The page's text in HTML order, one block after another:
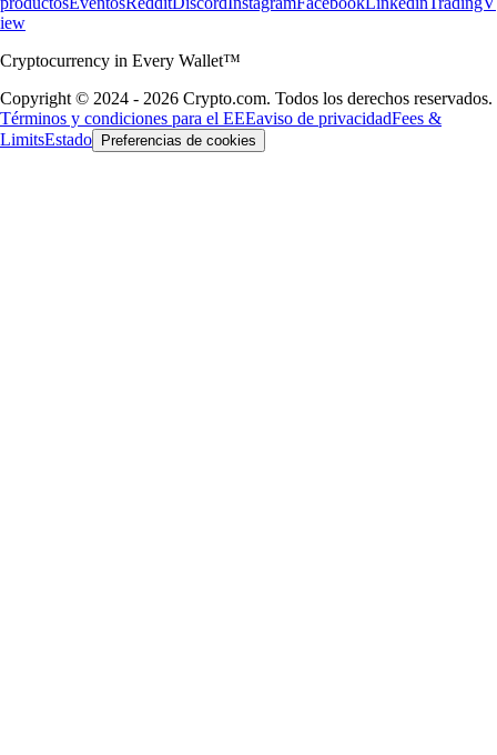
iew
Cryptocurrency in Every Wallet™
Copyright © 2024 - 2026 Crypto.com. Todos los derechos reservados.
Términos y condiciones para el EEEaviso de privacidadFees &
LimitsEstado Preferencias de cookies